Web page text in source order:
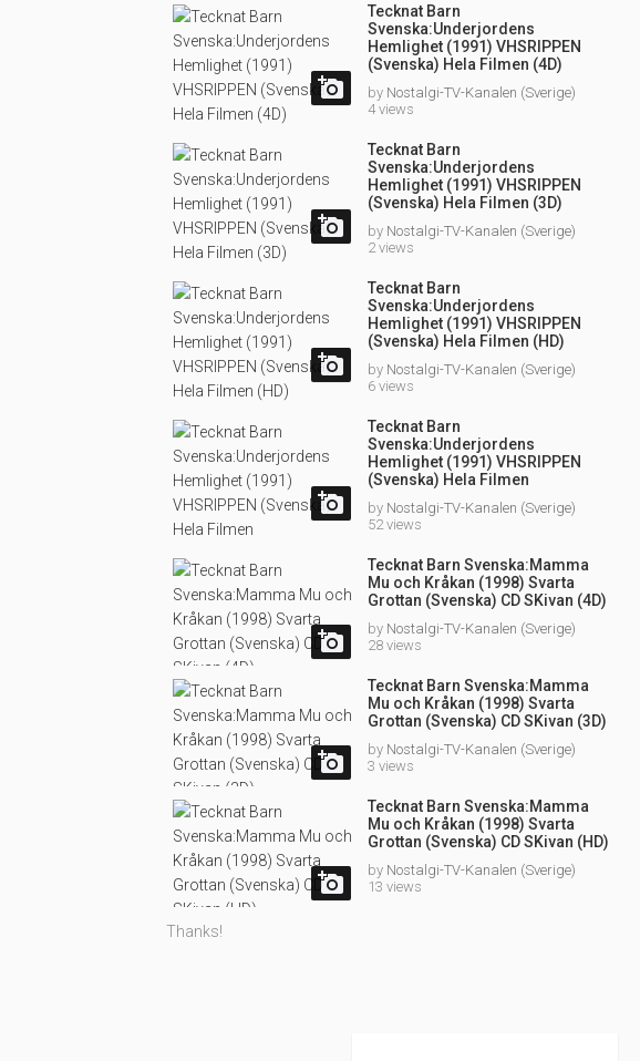

Tecknat Barn
Svenska:Underjordens
Hemlighet (1991) VHSRIPPEN
(Svenska) Hela Filmen (4D)
by Nostalgi-TV-Kanalen (Sverige)
4 views

Tecknat Barn
Svenska:Underjordens
Hemlighet (1991) VHSRIPPEN
(Svenska) Hela Filmen (3D)
by Nostalgi-TV-Kanalen (Sverige)
2 views

Tecknat Barn
Svenska:Underjordens
Hemlighet (1991) VHSRIPPEN
(Svenska) Hela Filmen (HD)
by Nostalgi-TV-Kanalen (Sverige)
6 views

Tecknat Barn
Svenska:Underjordens
Hemlighet (1991) VHSRIPPEN
(Svenska) Hela Filmen
by Nostalgi-TV-Kanalen (Sverige)
52 views

Tecknat Barn Svenska:Mamma
Mu och Kråkan (1998) Svarta
Grottan (Svenska) CD SKivan (4D)
by Nostalgi-TV-Kanalen (Sverige)
28 views

Tecknat Barn Svenska:Mamma
Mu och Kråkan (1998) Svarta
Grottan (Svenska) CD SKivan (3D)
by Nostalgi-TV-Kanalen (Sverige)
3 views

Tecknat Barn Svenska:Mamma
Mu och Kråkan (1998) Svarta
Grottan (Svenska) CD SKivan (HD)
by Nostalgi-TV-Kanalen (Sverige)
13 views
Thanks!